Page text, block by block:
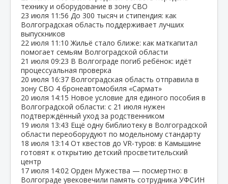
технику и оборудование в зону СВО
23 июля 11:56 До 300 тысяч и стипендия: как
Волгоградская область поддерживает лучших
выпускников
22 июля 11:10 Жильё стало ближе: как маткапитал
помогает семьям Волгоградской области
21 июля 09:23 В Волгограде погиб ребёнок: идёт
процессуальная проверка
20 июля 16:37 Волгоградская область отправила в
зону СВО 4 бронеавтомобиля «Сармат»
20 июля 14:15 Новое условие для единого пособия в
Волгоградской области: с 21 июля нужен
подтверждённый уход за родственником
19 июля 13:43 Ещё одну библиотеку в Волгоградской
области переоборудуют по модельному стандарту
18 июля 13:14 От квестов до VR‑туров: в Камышине
готовят к открытию детский просветительский
центр
17 июля 14:02 Орден Мужества — посмертно: в
Волгограде увековечили память сотрудника УФСИН